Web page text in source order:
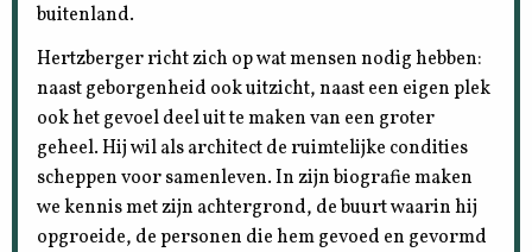
buitenland.
Hertzberger richt zich op wat mensen nodig hebben:
naast geborgenheid ook uitzicht, naast een eigen plek
ook het gevoel deel uit te maken van een groter
geheel. Hij wil als architect de ruimtelijke condities
scheppen voor samenleven. In zijn biografie maken
we kennis met zijn achtergrond, de buurt waarin hij
opgroeide, de personen die hem gevoed en gevormd